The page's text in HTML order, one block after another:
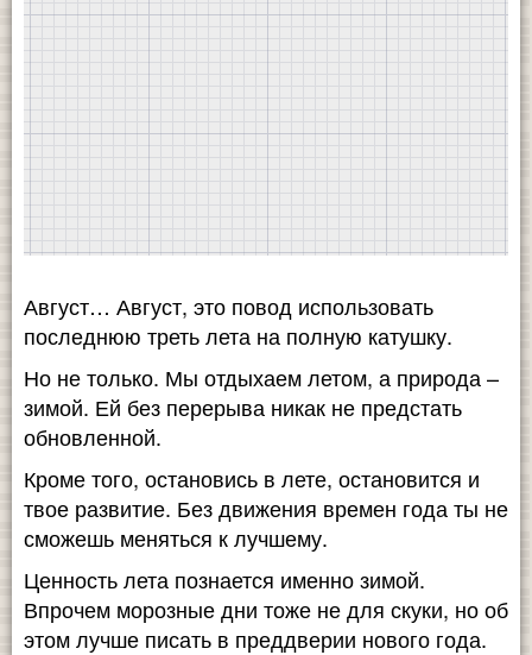
Август… Август, это повод использовать
последнюю треть лета на полную катушку.
Но не только. Мы отдыхаем летом, а природа –
зимой. Ей без перерыва никак не предстать
обновленной.
Кроме того, остановись в лете, остановится и
твое развитие. Без движения времен года ты не
сможешь меняться к лучшему.
Ценность лета познается именно зимой.
Впрочем морозные дни тоже не для скуки, но об
этом лучше писать в преддверии нового года.